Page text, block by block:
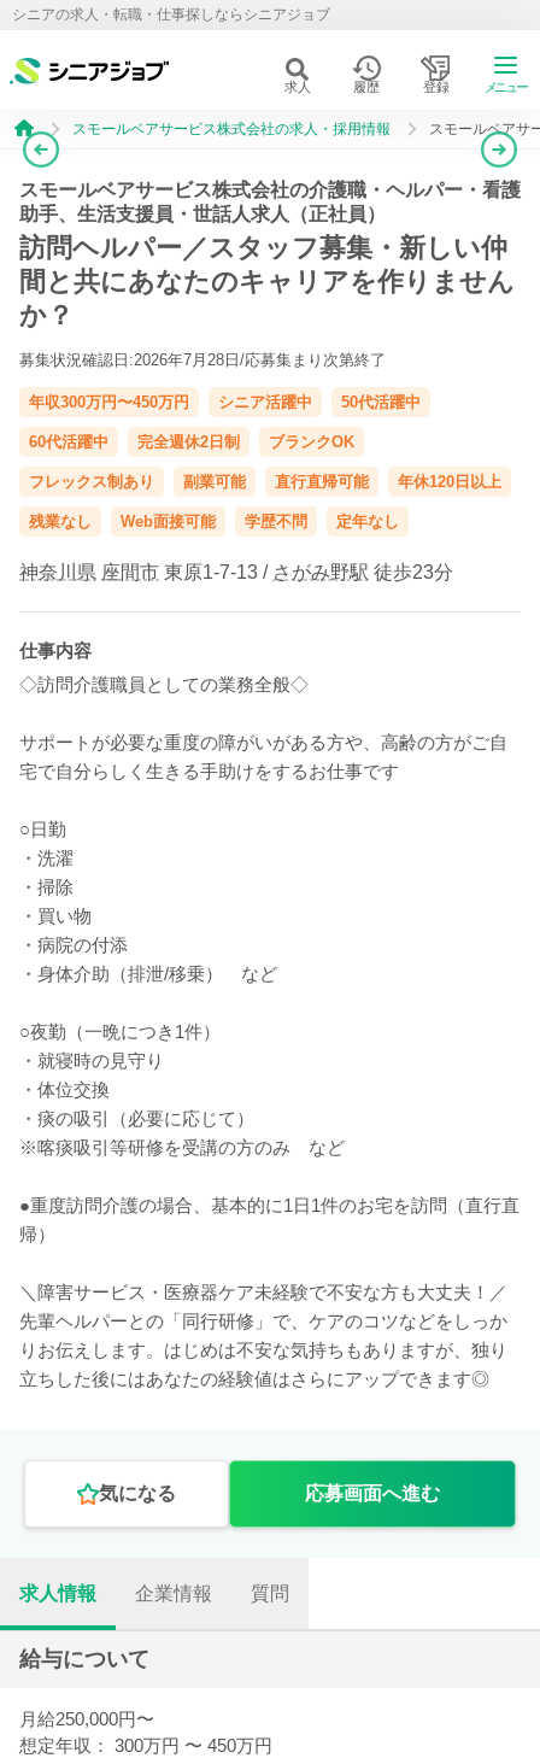
シニアの求人・転職・仕事探しならシニアジョブ
求人 履歴 登録 メニュー
スモールベアサービス株式会社の求人・採用情報 スモールベアサ
スモールベアサービス株式会社の介護職・ヘルパー・看護
助手、生活支援員・世話人求人（正社員）
訪問ヘルパー／スタッフ募集・新しい仲
間と共にあなたのキャリアを作りません
か？
募集状況確認日:2026年7月28日/応募集まり次第終了
年収300万円〜450万円 シニア活躍中 50代活躍中
60代活躍中 完全週休2日制 ブランクOK
フレックス制あり 副業可能 直行直帰可能 年休120日以上
残業なし Web面接可能 学歴不問 定年なし
神奈川県 座間市 東原1-7-13 / さがみ野駅 徒歩23分
仕事内容
◇訪問介護職員としての業務全般◇
サポートが必要な重度の障がいがある方や、高齢の方がご自
宅で自分らしく生きる手助けをするお仕事です
○日勤
・洗濯
・掃除
・買い物
・病院の付添
・身体介助（排泄/移乗） など
○夜勤（一晩につき1件）
・就寝時の見守り
・体位交換
・痰の吸引（必要に応じて）
※喀痰吸引等研修を受講の方のみ など
●重度訪問介護の場合、基本的に1日1件のお宅を訪問（直行直
帰）
＼障害サービス・医療器ケア未経験で不安な方も大丈夫！／
先輩ヘルパーとの「同行研修」で、ケアのコツなどをしっか
りお伝えします。はじめは不安な気持ちもありますが、独り
立ちした後にはあなたの経験値はさらにアップできます◎
気になる 応募画面へ進む
求人情報 企業情報 質問
給与について
月給250,000円〜
想定年収： 300万円 〜 450万円